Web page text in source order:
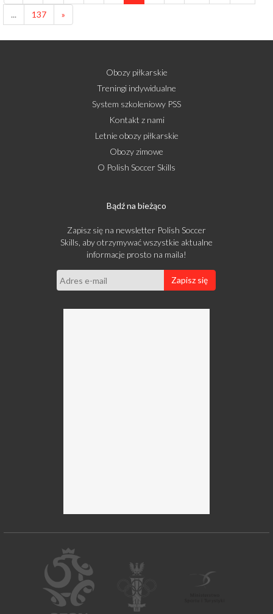
...
137 »
Obozy piłkarskie
Treningi indywidualne
System szkoleniowy PSS
Kontakt z nami
Letnie obozy piłkarskie
Obozy zimowe
O Polish Soccer Skills
Bądź na bieżąco
Zapisz się na newsletter Polish Soccer
Skills, aby otrzymywać wszystkie aktualne
informacje prosto na maila!
Zapisz się